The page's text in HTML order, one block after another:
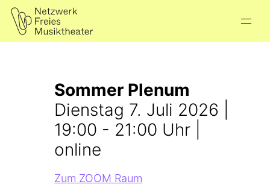
Sommer Plenum
Dienstag 7. Juli 2026 |
19:00 - 21:00 Uhr |
online
Zum ZOOM Raum